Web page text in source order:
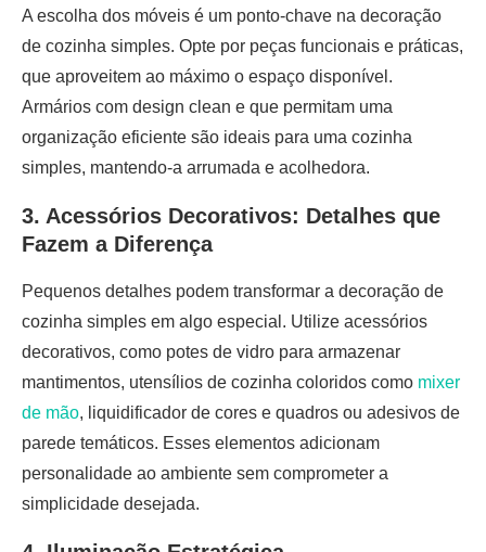
A escolha dos móveis é um ponto-chave na decoração
de cozinha simples. Opte por peças funcionais e práticas,
que aproveitem ao máximo o espaço disponível.
Armários com design clean e que permitam uma
organização eficiente são ideais para uma cozinha
simples, mantendo-a arrumada e acolhedora.
3. Acessórios Decorativos: Detalhes que
Fazem a Diferença
Pequenos detalhes podem transformar a decoração de
cozinha simples em algo especial. Utilize acessórios
decorativos, como potes de vidro para armazenar
mantimentos, utensílios de cozinha coloridos como mixer
de mão, liquidificador de cores e quadros ou adesivos de
parede temáticos. Esses elementos adicionam
personalidade ao ambiente sem comprometer a
simplicidade desejada.